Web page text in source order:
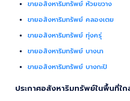
ขายอสังหาริมทรัพย์ ห้วยขวาง
ขายอสังหาริมทรัพย์ คลองเตย
ขายอสังหาริมทรัพย์ ทุ่งครุ่
ขายอสังหาริมทรัพย์ บางนา
ขายอสังหาริมทรัพย์ บางกะปิ
ประกาศอสังหาริมทรัพย์ในพื้นที่ใ